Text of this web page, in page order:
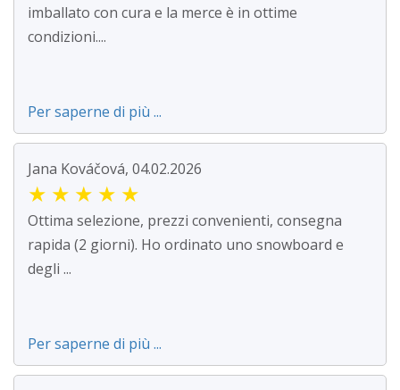
imballato con cura e la merce è in ottime
condizioni....
Per saperne di più ...
Jana Kováčová, 04.02.2026
★ ★ ★ ★ ★
Ottima selezione, prezzi convenienti, consegna
rapida (2 giorni). Ho ordinato uno snowboard e
degli ...
Per saperne di più ...